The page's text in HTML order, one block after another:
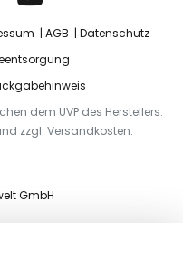
AGB
Datenschutz
dem UVP des Herstellers.
zzgl. Versandkosten.
GmbH